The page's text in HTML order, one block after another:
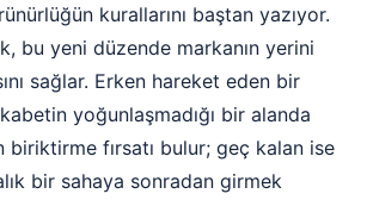
kurallarını baştan yazıyor.
bu yeni düzende markanın yerini
sağlar. Erken hareket eden bir
yoğunlaşmadığı bir alanda
fırsatı bulur; geç kalan ise
bir sahaya sonradan girmek